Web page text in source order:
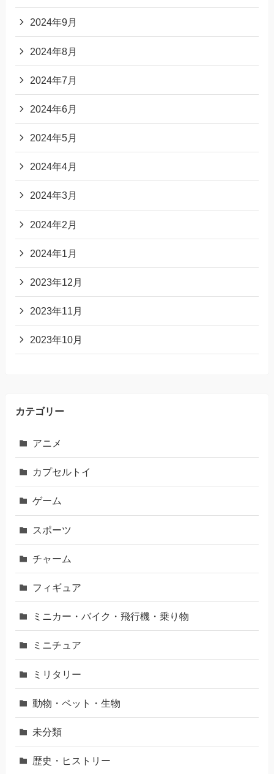
2024年9月
2024年8月
2024年7月
2024年6月
2024年5月
2024年4月
2024年3月
2024年2月
2024年1月
2023年12月
2023年11月
2023年10月
カテゴリー
アニメ
カプセルトイ
ゲーム
スポーツ
チャーム
フィギュア
ミニカー・バイク・飛行機・乗り物
ミニチュア
ミリタリー
動物・ペット・生物
未分類
歴史・ヒストリー